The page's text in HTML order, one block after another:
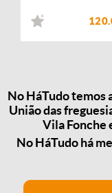
No HáTudo temos
União das
Vila Fonche
No HáTudo há